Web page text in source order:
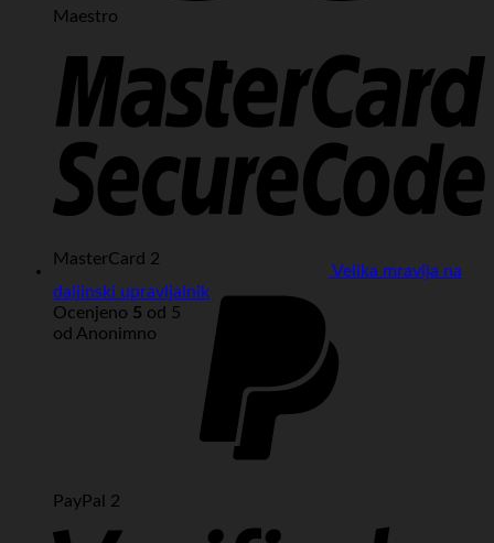
Maestro
MasterCard 2
PayPal 2
Velika mravlja na
daljinski upravljalnik
Ocenjeno 5 od 5
od Anonimno